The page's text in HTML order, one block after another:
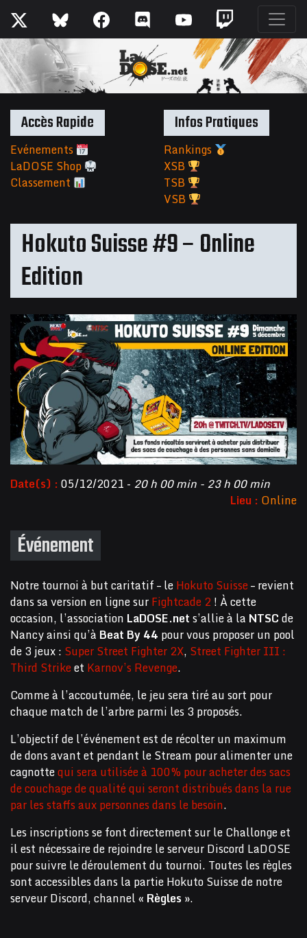
Hokuto Suisse #9 – Online
Edition
Date(s) :05/12/2021 - 20 h 00 min - 23 h 00 min
Lieu : Online
Événement
Notre tournoi à but caritatif – leHokuto Suisse– revient
dans sa version en ligne surFightcade 2! À cette
occasion, l’association LaDOSE.nets’allie à la NTSCde
Nancy ainsi qu’à Beat By 44 pour vous proposer un pool
de 3 jeux : Super Street Fighter 2X, Street Fighter III :
Third Strikeet Karnov’s Revenge.
Comme à l’accoutumée, le jeu sera tiré au sort pour
chaque match de l’arbre parmi les 3 proposés.
L’objectif de l’événement est de récolter un maximum
de dons avant et pendant le Stream pour alimenter une
cagnottequi sera utilisée à 100% pour acheter des sacs
de couchage de qualité qui seront distribués dans la rue
par les staffs aux personnes dans le besoin.
Les inscriptions se font directement sur le Challonge et
il est nécessaire de rejoindre le serveur Discord LaDOSE
pour suivre le déroulement du tournoi. Toutes les règles
sont accessibles dans la partie Hokuto Suisse de notre
serveur Discord, channel« Règles ».
Accès Rapide
Evénements
LaDOSE Shop
Classement
Infos Pratiques
Rankings
XSB
TSB
VSB